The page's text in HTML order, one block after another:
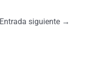
Entrada siguiente →